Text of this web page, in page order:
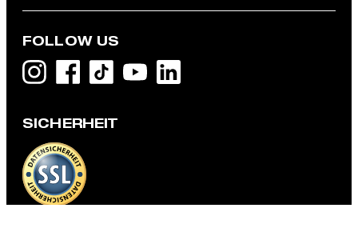
inkl. MwSt
FOLLOW US
SICHERHEIT